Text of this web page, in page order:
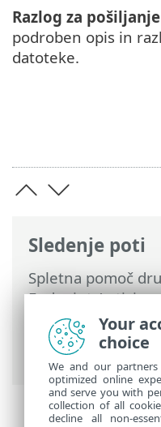
Sledenje poti
Spletna pomoč
Endpoint Antivirus
ESET Endpoint
Pošiljanje vzorcev
vzorec za analizo
Razlog za
podroben opis in
datoteke.
Your
choice
We and our
optimized online
and serve you with
collection of all
decline all non-